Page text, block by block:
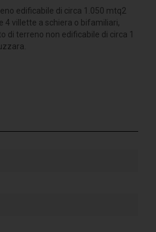
edificabile di circa 1.050 mtq2
4 villette a schiera o bifamiliari,
di terreno non edificabile di circa 1